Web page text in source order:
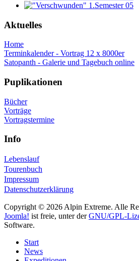
Aktuelles
Home
Terminkalender - Vortrag 12 x 8000er
Satopanth - Galerie und Tagebuch online
Puplikationen
Bücher
Vorträge
Vortragstermine
Info
Lebenslauf
Tourenbuch
Impressum
Datenschutzerklärung
Copyright © 2026 Alpin Extreme. Alle
Joomla! ist freie, unter derGNU/GPL-
Software.
Start
News